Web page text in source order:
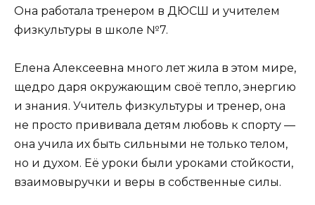
Она работала тренером в ДЮСШ и учителем
физкультуры в школе №7.
Елена Алексеевна много лет жила в этом мире,
щедро даря окружающим своё тепло, энергию
и знания. Учитель физкультуры и тренер, она
не просто прививала детям любовь к спорту —
она учила их быть сильными не только телом,
но и духом. Её уроки были уроками стойкости,
взаимовыручки и веры в собственные силы.